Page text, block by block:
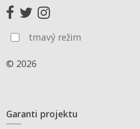
tmavý režim
© 2026
Garanti projektu